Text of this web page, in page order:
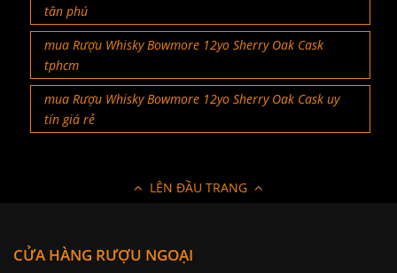
tân phú
mua Rượu Whisky Bowmore 12yo Sherry Oak Cask
tphcm
mua Rượu Whisky Bowmore 12yo Sherry Oak Cask uy
tín giá rẻ
LÊN ĐẦU TRANG
CỬA HÀNG RƯỢU NGOẠI